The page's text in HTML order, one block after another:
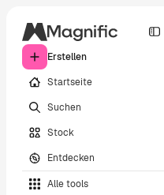
Erstellen
Startseite
Suchen
Stock
Entdecken
Alle tools